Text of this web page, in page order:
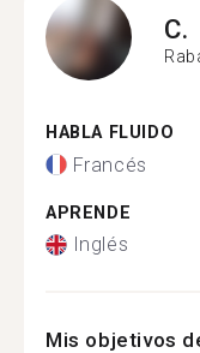
C.
HABLA FLUIDO
Francés
APRENDE
Inglés
Mis objetivos